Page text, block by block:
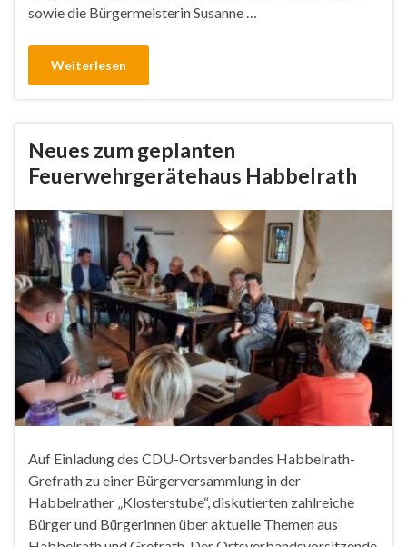
sowie die Bürgermeisterin Susanne …
Weiterlesen
Neues zum geplanten
Feuerwehrgerätehaus Habbelrath
Auf Einladung des CDU-Ortsverbandes Habbelrath-
Grefrath zu einer Bürgerversammlung in der
Habbelrather „Klosterstube“, diskutierten zahlreiche
Bürger und Bürgerinnen über aktuelle Themen aus